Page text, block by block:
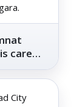
care
City